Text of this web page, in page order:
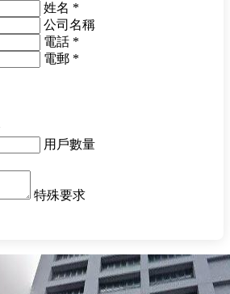
姓名 *
公司名稱
電話 *
電郵 *
用戶數量
特殊要求